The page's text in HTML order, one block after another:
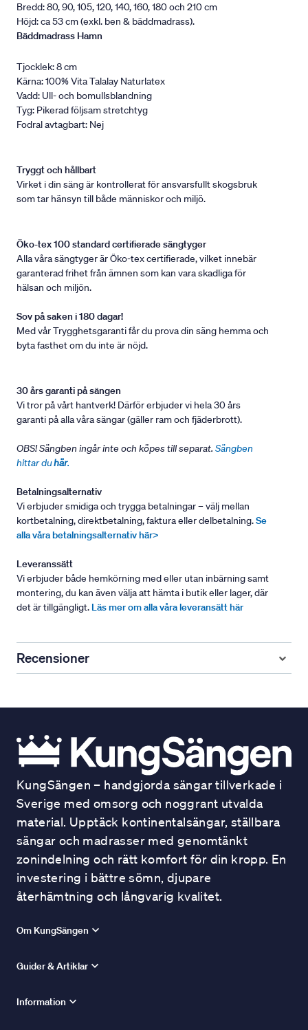
Bredd: 80, 90, 105, 120, 140, 160, 180 och 210 cm
Höjd: ca 53 cm (exkl. ben & bäddmadrass).
Bäddmadrass Hamn
Tjocklek: 8 cm
Kärna: 100% Vita Talalay Naturlatex
Vadd: Ull- och bomullsblandning
Tyg: Pikerad följsam stretchtyg
Fodral avtagbart: Nej
Tryggt och hållbart
Virket i din säng är kontrollerat för ansvarsfullt skogsbruk
som tar hänsyn till både människor och miljö.
Öko-tex 100 standard certifierade sängtyger
Alla våra sängtyger är Öko-tex certifierade, vilket innebär
garanterad frihet från ämnen som kan vara skadliga för
hälsan och miljön.
Sov på saken i 180 dagar!
Med vår Trygghetsgaranti får du prova din säng hemma och
byta fasthet om du inte är nöjd.
30 års garanti på sängen
Vi tror på vårt hantverk! Därför erbjuder vi hela 30 års
garanti på alla våra sängar (gäller ram och fjäderbrott).
OBS! Sängben ingår inte och köpes till separat. Sängben
hittar duhär.
Betalningsalternativ
Vi erbjuder smidiga och trygga betalningar – välj mellan
kortbetalning, direktbetalning, faktura eller delbetalning.Se
alla våra betalningsalternativ här>
Leveranssätt
Vi erbjuder både hemkörning med eller utan inbärning samt
montering, du kan även välja att hämta i butik eller lager, där
det är tillgängligt. Läs mer om alla våra leveransätt här
Recensioner
KungSängen – handgjorda sängar tillverkade i
Sverige med omsorg och noggrant utvalda
material. Upptäck kontinentalsängar, ställbara
sängar och madrasser med genomtänkt
zonindelning och rätt komfort för din kropp. En
investering i bättre sömn, djupare
återhämtning och långvarig kvalitet.
Om KungSängen
Guider & Artiklar
Information